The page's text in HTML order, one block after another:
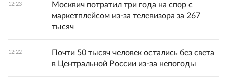
12:23
Москвич потратил три года на спор с
маркетплейсом из-за телевизора за 267
тысяч
12:22
Почти 50 тысяч человек остались без света
в Центральной России из-за непогоды